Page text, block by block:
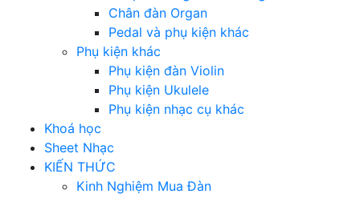
Chân đàn Organ
Pedal và phụ kiện khác
Phụ kiện khác
Phụ kiện đàn Violin
Phụ kiện Ukulele
Phụ kiện nhạc cụ khác
Khoá học
Sheet Nhạc
KIẾN THỨC
Kinh Nghiệm Mua Đàn